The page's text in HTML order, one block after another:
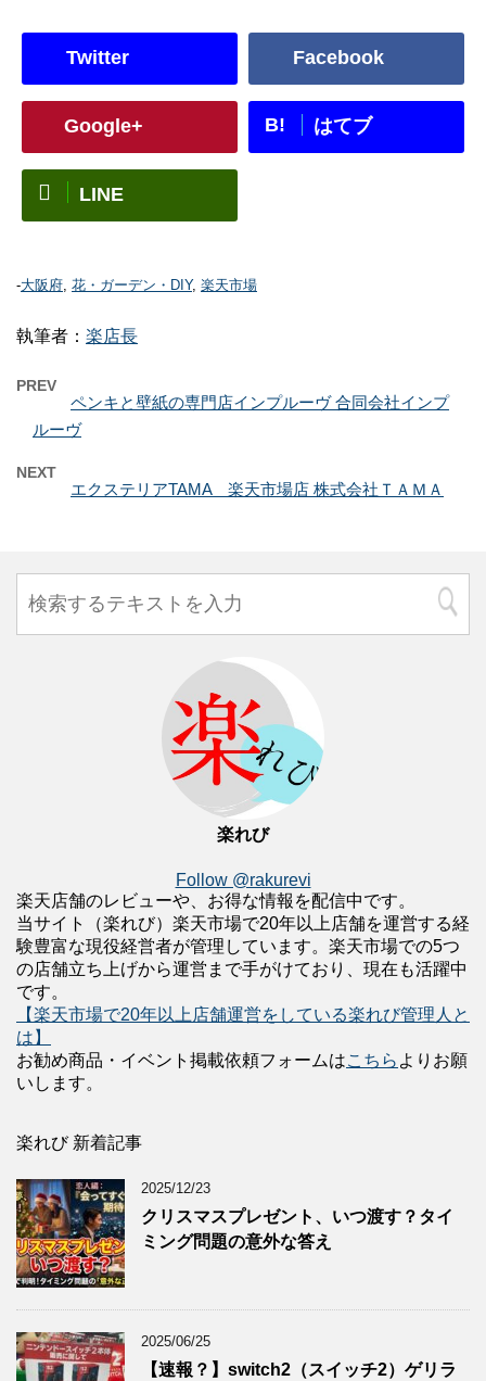
Twitter Facebook
Google+ B! はてブ
LINE
-大阪府, 花・ガーデン・DIY, 楽天市場
執筆者： 楽店長
PREV
ペンキと壁紙の専門店インプルーヴ 合同会社インプ
ルーヴ
NEXT
エクステリアTAMA 楽天市場店 株式会社ＴＡＭＡ
楽れび
Follow @rakurevi
楽天店舗のレビューや、お得な情報を配信中です。
当サイト（楽れび）楽天市場で20年以上店舗を運営する経
験豊富な現役経営者が管理しています。楽天市場での5つ
の店舗立ち上げから運営まで手がけており、現在も活躍中
です。
【楽天市場で20年以上店舗運営をしている楽れび管理人と
は】
お勧め商品・イベント掲載依頼フォームはこちら よりお願
いします。
楽れび 新着記事
2025/12/23
クリスマスプレゼント、いつ渡す？タイ
ミング問題の意外な答え
2025/06/25
【速報？】switch2（スイッチ2）ゲリラ